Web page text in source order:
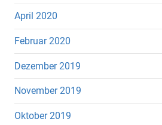
April 2020
Februar 2020
Dezember 2019
November 2019
Oktober 2019